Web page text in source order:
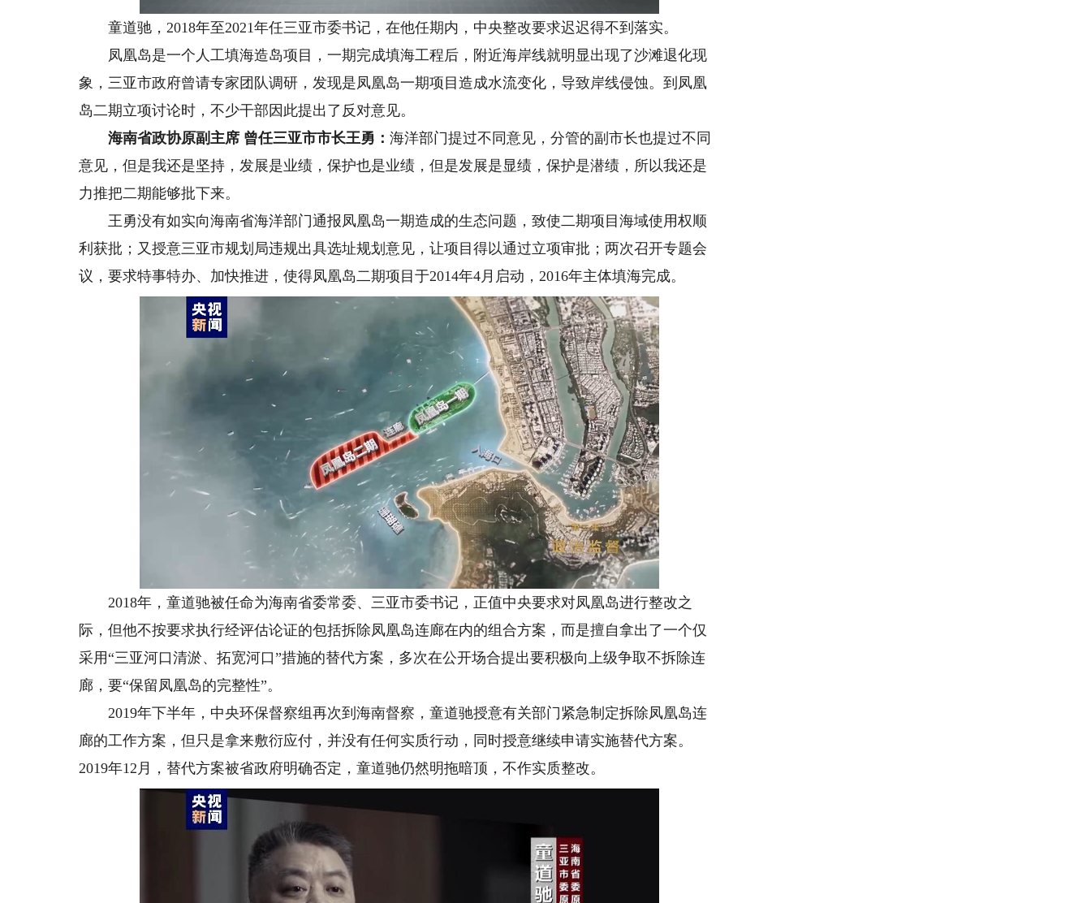
童道驰，2018年至2021年任三亚市委书记，在他任期内，中央整改要求迟迟得不到落实。
凤凰岛是一个人工填海造岛项目，一期完成填海工程后，附近海岸线就明显出现了沙滩退化现
象，三亚市政府曾请专家团队调研，发现是凤凰岛一期项目造成水流变化，导致岸线侵蚀。到凤凰
岛二期立项讨论时，不少干部因此提出了反对意见。
海南省政协原副主席 曾任三亚市市长王勇：海洋部门提过不同意见，分管的副市长也提过不同
意见，但是我还是坚持，发展是业绩，保护也是业绩，但是发展是显绩，保护是潜绩，所以我还是
力推把二期能够批下来。
王勇没有如实向海南省海洋部门通报凤凰岛一期造成的生态问题，致使二期项目海域使用权顺
利获批；又授意三亚市规划局违规出具选址规划意见，让项目得以通过立项审批；两次召开专题会
议，要求特事特办、加快推进，使得凤凰岛二期项目于2014年4月启动，2016年主体填海完成。
2018年，童道驰被任命为海南省委常委、三亚市委书记，正值中央要求对凤凰岛进行整改之
际，但他不按要求执行经评估论证的包括拆除凤凰岛连廊在内的组合方案，而是擅自拿出了一个仅
采用“三亚河口清淤、拓宽河口”措施的替代方案，多次在公开场合提出要积极向上级争取不拆除连
廊，要“保留凤凰岛的完整性”。
2019年下半年，中央环保督察组再次到海南督察，童道驰授意有关部门紧急制定拆除凤凰岛连
廊的工作方案，但只是拿来敷衍应付，并没有任何实质行动，同时授意继续申请实施替代方案。
2019年12月，替代方案被省政府明确否定，童道驰仍然明拖暗顶，不作实质整改。